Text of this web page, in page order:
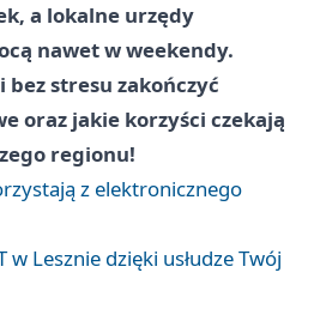
a lokalne urzędy
nawet w weekendy.
bez stresu zakończyć
oraz jakie korzyści czekają
regionu!
z elektronicznego
w Lesznie dzięki usłudze Twój